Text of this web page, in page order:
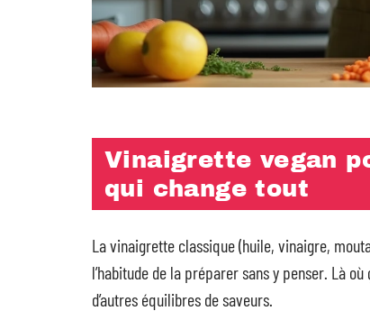
Vinaigrette vegan
qui change tout
La vinaigrette classique (huile, vinaigre,
l’habitude de la préparer sans y penser. Là
d’autres équilibres de saveurs.